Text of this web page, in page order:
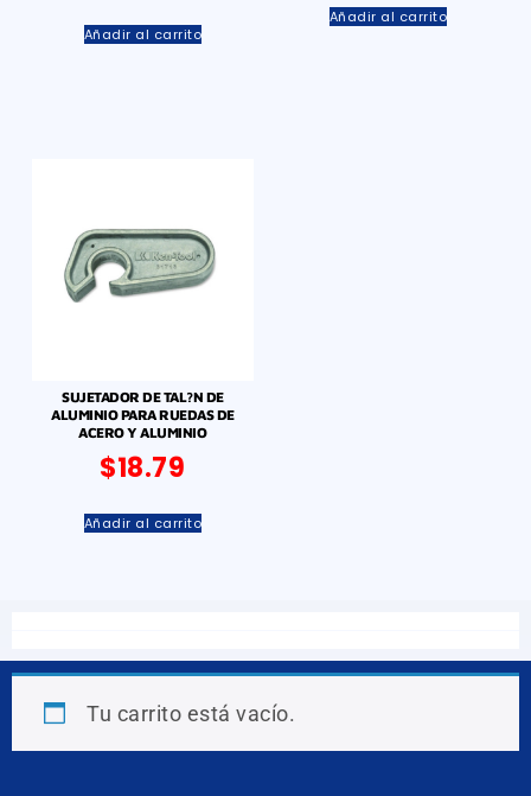
Añadir al carrito
Añadir al carrito
SUJETADOR DE TAL?N DE
ALUMINIO PARA RUEDAS DE
ACERO Y ALUMINIO
$18.79
Añadir al carrito
Tu carrito está vacío.